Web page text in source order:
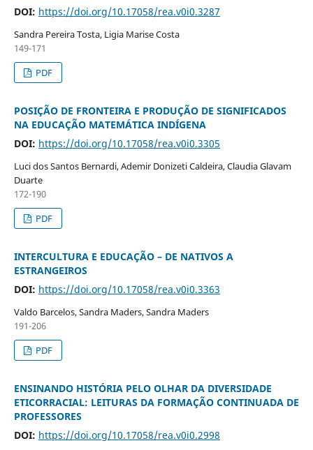
DOI: https://doi.org/10.17058/rea.v0i0.3287
Sandra Pereira Tosta, Ligia Marise Costa
149-171
PDF
POSIÇÃO DE FRONTEIRA E PRODUÇÃO DE SIGNIFICADOS
NA EDUCAÇÃO MATEMÁTICA INDÍGENA
DOI: https://doi.org/10.17058/rea.v0i0.3305
Luci dos Santos Bernardi, Ademir Donizeti Caldeira, Claudia Glavam
Duarte
172-190
PDF
INTERCULTURA E EDUCAÇÃO – DE NATIVOS A
ESTRANGEIROS
DOI: https://doi.org/10.17058/rea.v0i0.3363
Valdo Barcelos, Sandra Maders, Sandra Maders
191-206
PDF
ENSINANDO HISTÓRIA PELO OLHAR DA DIVERSIDADE
ETICORRACIAL: LEITURAS DA FORMAÇÃO CONTINUADA DE
PROFESSORES
DOI: https://doi.org/10.17058/rea.v0i0.2998